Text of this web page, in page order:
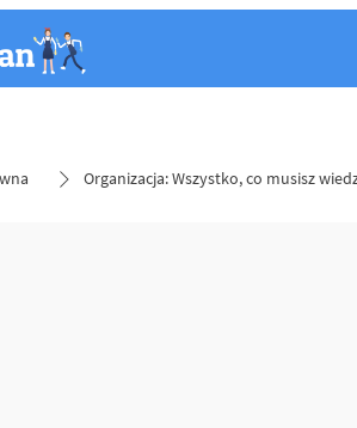
Organizacja: Wszystko, co musisz